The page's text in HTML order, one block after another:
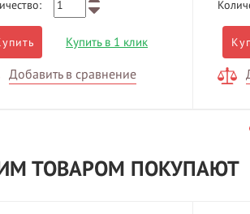
Купить в 1 клик
Добавить в сравнение
ТОВАРОМ ПОКУПАЮТ